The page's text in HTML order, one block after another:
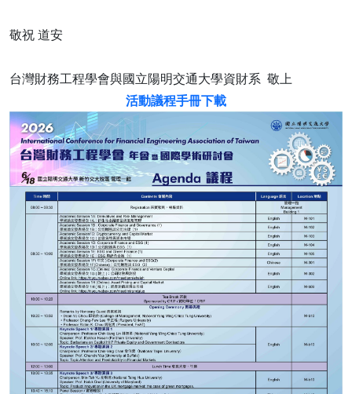
敬祝 道安
台灣財務工程學會與國立陽明交通大學資財系 敬上
活動議程手冊下載